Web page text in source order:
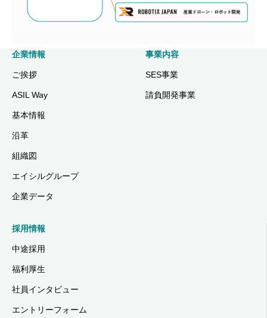
企業情報
ご挨拶
ASIL Way
基本情報
沿革
組織図
エイシルグループ
企業データ
事業内容
SES事業
請負開発事業
採用情報
中途採用
福利厚生
社員インタビュー
エントリーフォーム